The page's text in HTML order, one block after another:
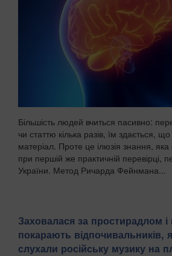
Більшість людей вчиться пасивно:
чи статтю кілька разів, їм здається,
матеріал. Проте це ілюзія знання,
при першій же практичній перевірці,
України. Метод Ричарда Фейнмана...
Заховалася за простирадлом і
покарають відпочивальників,
слухали російську музику на